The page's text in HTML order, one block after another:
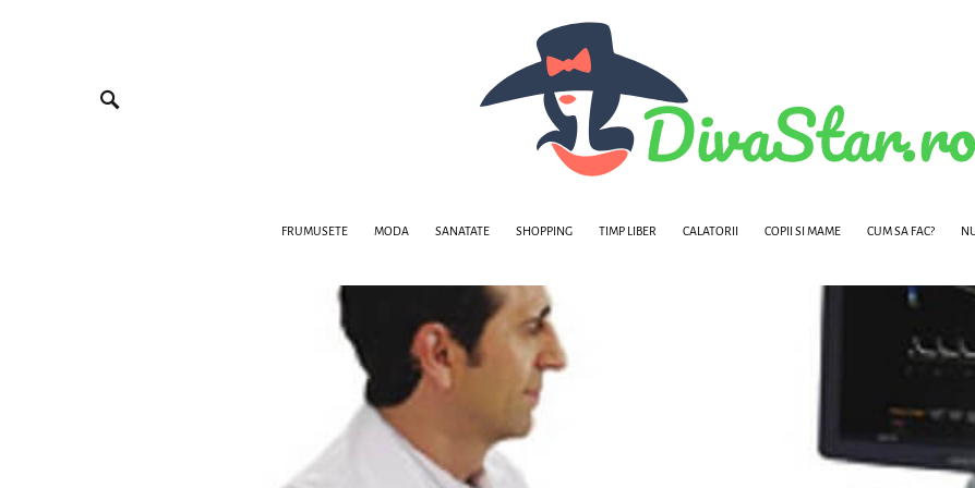
FRUMUSETE MODA SANATATE SHOPPING TIMP LIBER CALATORII COPII SI MAME CUM SA FAC?